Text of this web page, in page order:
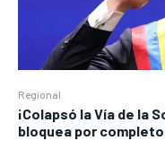
Regional
¡Colapsó la Vía de la
bloquea por